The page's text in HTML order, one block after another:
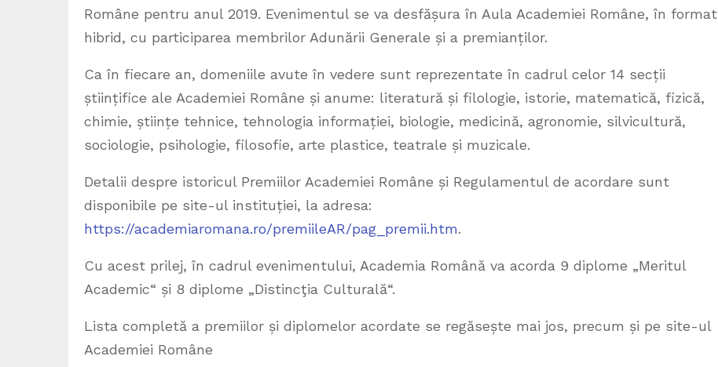
Române pentru anul 2019. Evenimentul se va desfășura în Aula Academiei Române, în format
hibrid, cu participarea membrilor Adunării Generale și a premianților.
Ca în fiecare an, domeniile avute în vedere sunt reprezentate în cadrul celor 14 secții
științifice ale Academiei Române și anume: literatură și filologie, istorie, matematică, fizică,
chimie, științe tehnice, tehnologia informației, biologie, medicină, agronomie, silvicultură,
sociologie, psihologie, filosofie, arte plastice, teatrale și muzicale.
Detalii despre istoricul Premiilor Academiei Române și Regulamentul de acordare sunt
disponibile pe site-ul instituției, la adresa:
https://academiaromana.ro/premiileAR/pag_premii.htm.
Cu acest prilej, în cadrul evenimentului, Academia Română va acorda 9 diplome „Meritul
Academic“ și 8 diplome „Distincţia Culturală“.
Lista completă a premiilor și diplomelor acordate se regăsește mai jos, precum și pe site-ul
Academiei Române